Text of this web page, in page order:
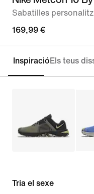
Sabatilles
169,99 €
Personalitza
Inspiració Els teus
Tria el sexe